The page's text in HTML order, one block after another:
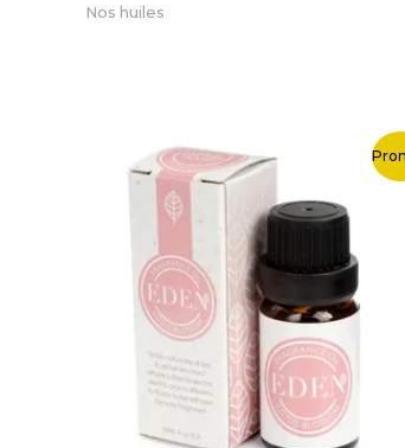
Nos huiles
prix
initial
était :
2,50 €.
Le
prix
actuel
0,50 €.